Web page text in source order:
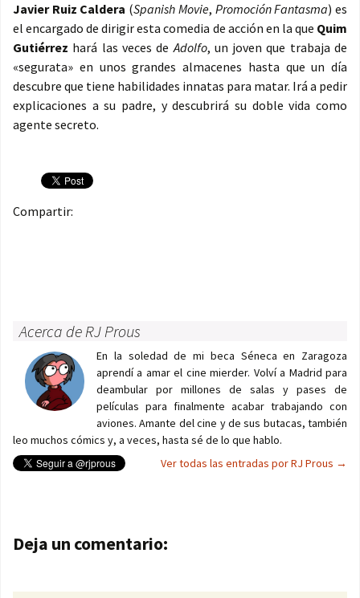
Javier Ruiz Caldera (Spanish Movie, Promoción Fantasma) es
el encargado de dirigir esta comedia de acción en la que Quim
Gutiérrez hará las veces deAdolfo, un joven que trabaja de
«segurata» en unos grandes almacenes hasta que un día
descubre que tiene habilidades innatas para matar. Irá a pedir
explicaciones a su padre, y descubrirá su doble vida como
agente secreto.
Compartir:
Acerca de RJ Prous
En la soledad de mi beca Séneca en Zaragoza
aprendí a amar el cine mierder. Volví a Madrid para
deambular por millones de salas y pases de
películas para finalmente acabar trabajando con
aviones. Amante del cine y de sus butacas, también
leo muchos cómics y, a veces, hasta sé de lo que hablo.
Ver todas las entradas por RJ Prous →
Navegación de entradas
Deja un comentario: